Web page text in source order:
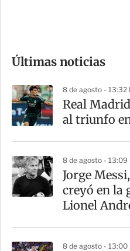
m
a
r
t
i
r
Últimas noticias
8 de agosto - 13:32
Real
al triunfo
8 de agosto - 13:09
Jorge
creyó en la
Lionel
8 de agosto - 13:00